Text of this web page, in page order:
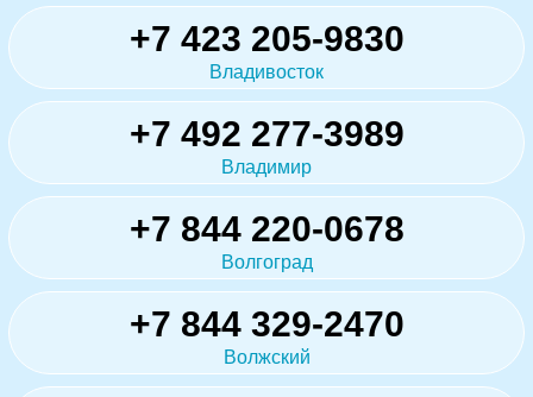
+7 423 205-9830
Владивосток
+7 492 277-3989
Владимир
+7 844 220-0678
Волгоград
+7 844 329-2470
Волжский